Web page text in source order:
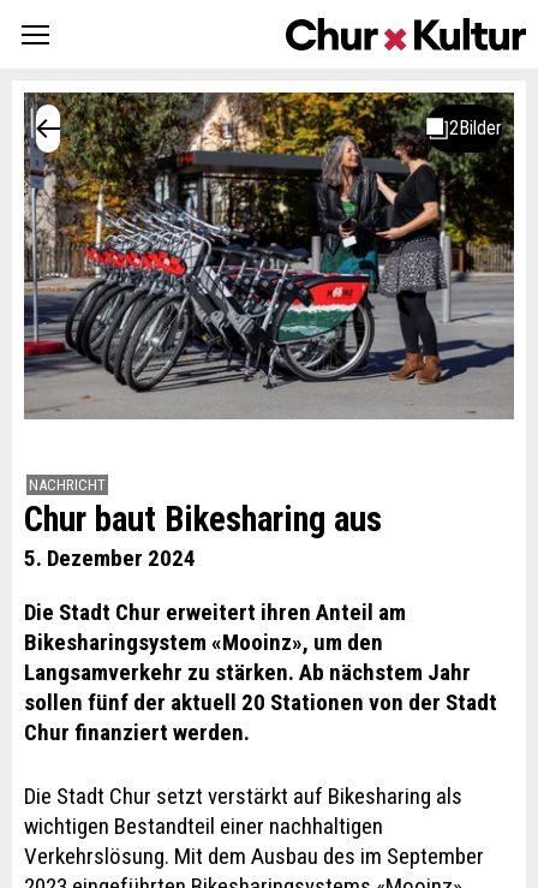
NACHRICHT
Chur baut Bikesharing aus
5. Dezember 2024
Die Stadt Chur erweitert ihren Anteil am
Bikesharingsystem «Mooinz», um den
Langsamverkehr zu stärken. Ab nächstem Jahr
sollen fünf der aktuell 20 Stationen von der Stadt
Chur finanziert werden.
Die Stadt Chur setzt verstärkt auf Bikesharing als
wichtigen Bestandteil einer nachhaltigen
Verkehrslösung. Mit dem Ausbau des im September